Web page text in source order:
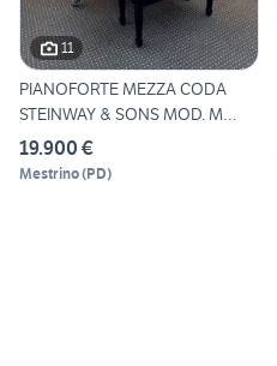
11
PIANOFORTE MEZZA CODA
STEINWAY & SONS MOD. M
NERO
19.900 €
Mestrino(PD)